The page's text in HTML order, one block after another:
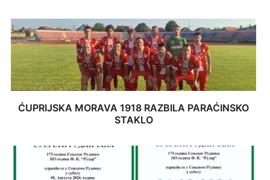
ĆUPRIJSKA MORAVA 1918 RAZBILA PARAĆINSKO
STAKLO